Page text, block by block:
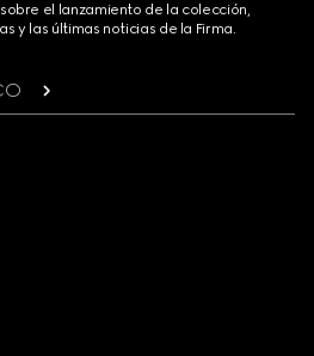
el lanzamiento de la colección,
y las últimas noticias de la Firma.